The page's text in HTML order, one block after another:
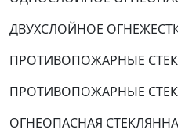
ДВУХСЛОЙНОЕ
ПРОТИВОПОЖАРНЫЕ
ПРОТИВОПОЖАРНЫЕ
ОГНЕОПАСНАЯ